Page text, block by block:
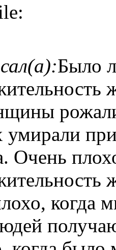
Было
умирали
Очень
когда